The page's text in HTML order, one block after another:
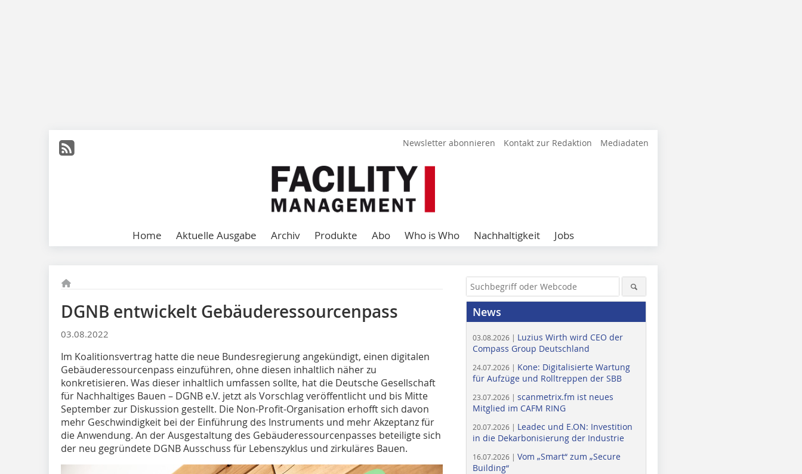
Newsletter abonnieren Kontakt zur Redaktion Mediadaten
Home Aktuelle Ausgabe Archiv Produkte Abo Who is Who Nachhaltigkeit Jobs
DGNB entwickelt Gebäuderessourcenpass
03.08.2022
Im Koalitionsvertrag hatte die neue Bundesregierung angekündigt, einen digitalen
Gebäuderessourcenpass einzuführen, ohne diesen inhaltlich näher zu
konkretisieren. Was dieser inhaltlich umfassen sollte, hat die Deutsche Gesellschaft
für Nachhaltiges Bauen – DGNB e.V. jetzt als Vorschlag veröffentlicht und bis Mitte
September zur Diskussion gestellt. Die Non-Profit-Organisation erhofft sich davon
mehr Geschwindigkeit bei der Einführung des Instruments und mehr Akzeptanz für
die Anwendung. An der Ausgestaltung des Gebäuderessourcenpasses beteiligte sich
der neu gegründete DGNB Ausschuss für Lebenszyklus und zirkuläres Bauen.
News
03.08.2026 | Luzius Wirth wird CEO der
Compass Group Deutschland
24.07.2026 | Kone: Digitalisierte Wartung
für Aufzüge und Rolltreppen der SBB
23.07.2026 | scanmetrix.fm ist neues
Mitglied im CAFM RING
20.07.2026 | Leadec und E.ON: Investition
in die Dekarbonisierung der Industrie
16.07.2026 | Vom „Smart“ zum „Secure
Building“